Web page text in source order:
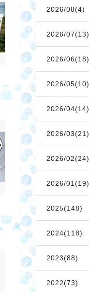
2026/08(4)
2026/07(13)
2026/06(18)
2026/05(10)
2026/04(14)
2026/03(21)
2026/02(24)
2026/01(19)
2025(148)
2024(118)
2023(88)
2022(73)